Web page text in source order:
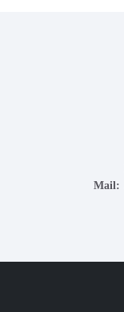
Mail: